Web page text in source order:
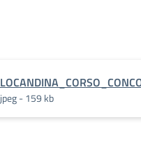
jpeg - 159 kb